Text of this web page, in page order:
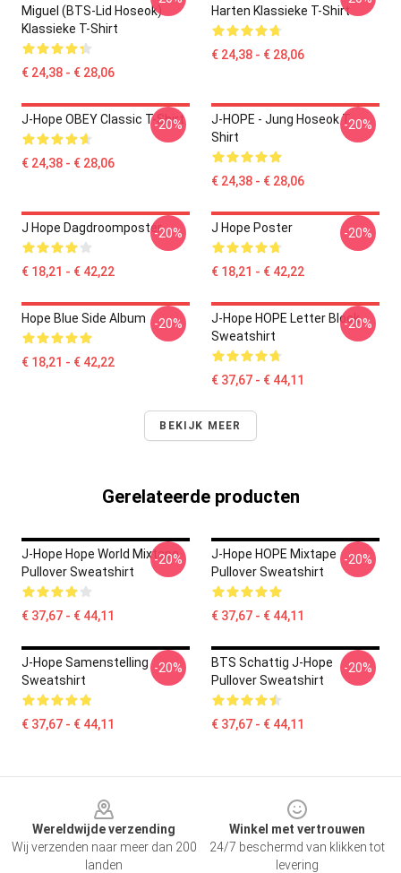
Miguel (BTS-Lid Hoseok)
Klassieke T-Shirt
€ 24,38 - € 28,06
Harten Klassieke T-Shirt
€ 24,38 - € 28,06
J-Hope OBEY Classic T-Shirt
€ 24,38 - € 28,06
-20%
J-HOPE - Jung Hoseok T-
Shirt
€ 24,38 - € 28,06
-20%
J Hope Dagdroomposter
€ 18,21 - € 42,22
-20% J Hope Poster
€ 18,21 - € 42,22
-20%
Hope Blue Side Album
€ 18,21 - € 42,22
-20%
J-Hope HOPE Letter Block
Sweatshirt
€ 37,67 - € 44,11
-20%
BEKIJK MEER
Gerelateerde producten
J-Hope Hope World Mixtape
Pullover Sweatshirt
€ 37,67 - € 44,11
-20%
J-Hope HOPE Mixtape
Pullover Sweatshirt
€ 37,67 - € 44,11
-20%
J-Hope Samenstelling
Sweatshirt
€ 37,67 - € 44,11
-20%
BTS Schattig J-Hope
Pullover Sweatshirt
€ 37,67 - € 44,11
-20%
Wereldwijde verzending
Wij verzenden naar meer dan 200
landen
Winkel met vertrouwen
24/7 beschermd van klikken tot
levering